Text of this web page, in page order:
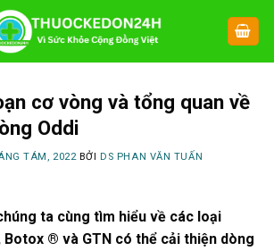
cơ vòng và tổng quan về
Oddi
TÁM, 2022 BỞI DS PHAN VĂN TUẤN
ta cùng tìm hiểu về các loại
® và GTN có thể cải thiện dòng